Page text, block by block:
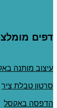
דפים
עיצוב מותנה
סרטון טבלת ציר
הדפסה באקסל